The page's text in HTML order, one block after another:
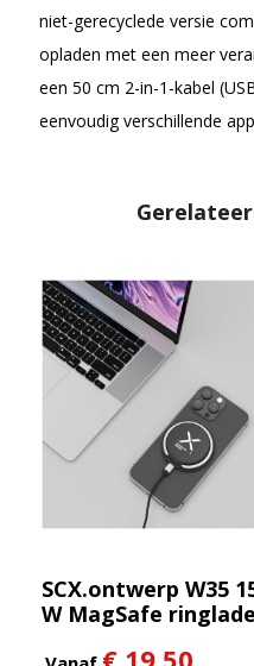
niet-gerecyclede versie
opladen met een meer
een 50 cm 2-in-1-kabel
eenvoudig verschillende
SCX.ontwerp W35
W MagSafe